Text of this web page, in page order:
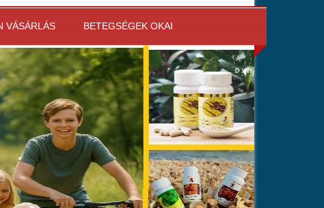
VÁSÁRLÁS BETEGSÉGEK OKAI